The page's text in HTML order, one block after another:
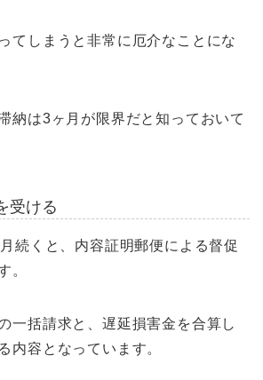
てしまうと非常に厄介なことにな
納は3ヶ月が限界だと知っておいて
受ける
続くと、内容証明郵便による督促
。
一括請求と、遅延損害金を合算し
内容となっています。